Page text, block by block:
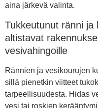
aina järkevä valinta.
Tukkeutunut ränni ja
altistavat
vesivahingoille
Rännien ja vesikourujen
sillä pienetkin viitteet
tarpeellisuudesta. Hidas
vesi tai roskien